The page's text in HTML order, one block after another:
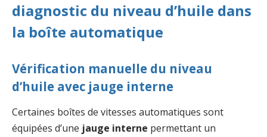
diagnostic du niveau d’huile dans
la boîte automatique
Vérification manuelle du niveau
d’huile avec jauge interne
Certaines boîtes de vitesses automatiques sont
équipées d’une jauge interne permettant un